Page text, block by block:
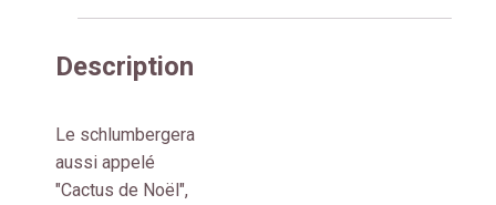
Description
Le schlumbergera
aussi appelé
"Cactus de Noël",